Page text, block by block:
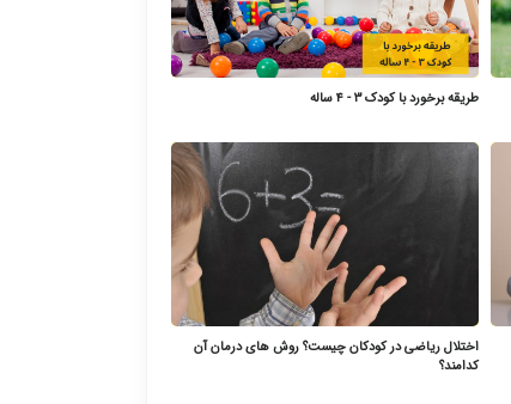
طریقه برخورد با کودک ۳ - ۴ ساله
اختلال ریاضی در کودکان چیست؟ روش های درمان آن
کدامند؟